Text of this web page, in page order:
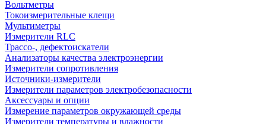
Вольтметры
Токоизмерительные клещи
Мультиметры
Измерители RLC
Трассо-, дефектоискатели
Анализаторы качества электроэнергии
Измерители сопротивления
Источники-измерители
Измерители параметров электробезопасности
Аксессуары и опции
Измерение параметров окружающей среды
Измерители температуры и влажности